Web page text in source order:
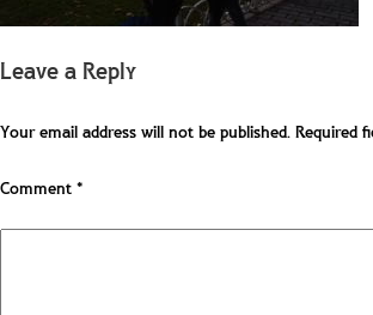
Leave a Reply
Your email address will not be published.Required
Comment*